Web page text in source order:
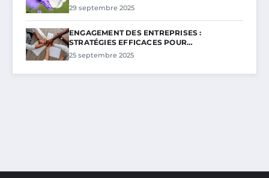
29 septembre 2025
ENGAGEMENT DES ENTREPRISES :
STRATÉGIES EFFICACES POUR…
25 septembre 2025